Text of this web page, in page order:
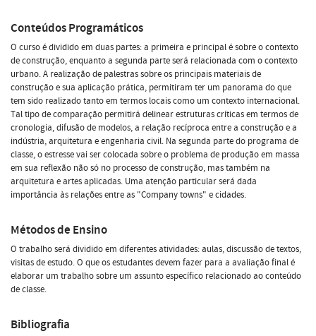
Conteúdos Programáticos
O curso é dividido em duas partes: a primeira e principal é sobre o contexto
de construção, enquanto a segunda parte será relacionada com o contexto
urbano. A realização de palestras sobre os principais materiais de
construção e sua aplicação prática, permitiram ter um panorama do que
tem sido realizado tanto em termos locais como um contexto internacional.
Tal tipo de comparação permitirá delinear estruturas críticas em termos de
cronologia, difusão de modelos, a relação recíproca entre a construção e a
indústria, arquitetura e engenharia civil. Na segunda parte do programa de
classe, o estresse vai ser colocada sobre o problema de produção em massa
em sua reflexão não só no processo de construção, mas também na
arquitetura e artes aplicadas. Uma atenção particular será dada
importância às relações entre as "Company towns" e cidades.
Métodos de Ensino
O trabalho será dividido em diferentes atividades: aulas, discussão de textos,
visitas de estudo. O que os estudantes devem fazer para a avaliação final é
elaborar um trabalho sobre um assunto específico relacionado ao conteúdo
de classe.
Bibliografia